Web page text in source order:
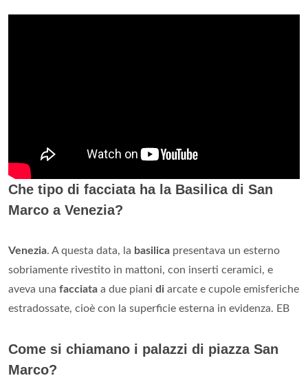
Che tipo di facciata ha la Basilica di San
Marco a Venezia?
Venezia. A questa data, la basilica presentava un esterno
sobriamente rivestito in mattoni, con inserti ceramici, e
aveva una facciata a due piani di arcate e cupole emisferiche
estradossate, cioè con la superficie esterna in evidenza. EB
Come si chiamano i palazzi di piazza San
Marco?